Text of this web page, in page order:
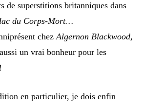
de superstitions britanniques dans
du Corps-Mort…
chezAlgernon Blackwood,
un vrai bonheur pour les
en particulier, je dois enfin